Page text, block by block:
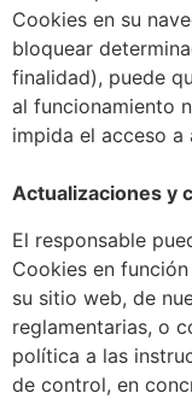
Cookies en su
bloquear
finalidad), puede
al funcionamiento
impida el acceso a
Actualizaciones y
El responsable
Cookies en
su sitio web, de
reglamentarias, o
política a las
de control, en